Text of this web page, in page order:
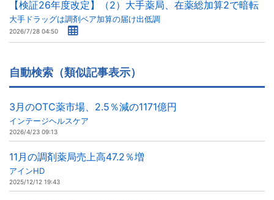
【検証26年度改定】（2）大手薬局、在薬総加算2で暗転
大手ドラッグは調剤ベア加算の届け出低調
2026/7/28 04:50
自動検索（類似記事表示）
3月のOTC薬市場、2.5％減の1171億円
インテージヘルスケア
2026/4/23 09:13
11月の調剤薬局売上高47.2％増
アインHD
2025/12/12 19:43